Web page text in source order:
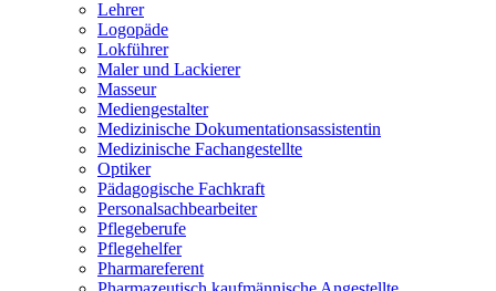
Lehrer
Logopäde
Lokführer
Maler und Lackierer
Masseur
Mediengestalter
Medizinische Dokumentationsassistentin
Medizinische Fachangestellte
Optiker
Pädagogische Fachkraft
Personalsachbearbeiter
Pflegeberufe
Pflegehelfer
Pharmareferent